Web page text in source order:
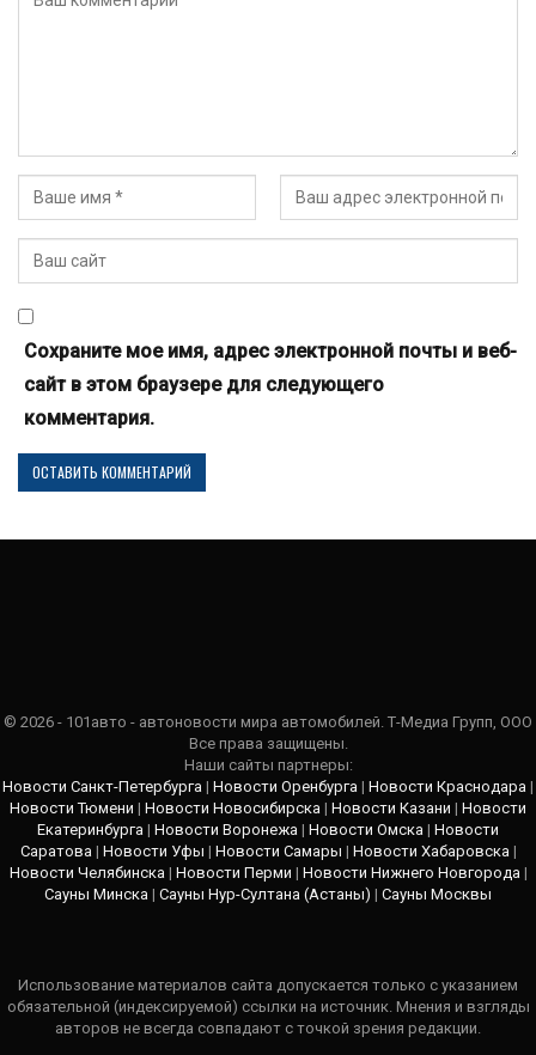
Сохраните мое имя, адрес электронной почты и веб-
сайт в этом браузере для следующего
комментария.
© 2026 - 101авто - автоновости мира автомобилей. Т-Медиа Групп, ООО
Все права защищены.
Наши сайты партнеры:
Новости Санкт-Петербурга | Новости Оренбурга | Новости Краснодара |
Новости Тюмени | Новости Новосибирска | Новости Казани | Новости
Екатеринбурга | Новости Воронежа | Новости Омска | Новости
Саратова | Новости Уфы | Новости Самары | Новости Хабаровска |
Новости Челябинска | Новости Перми | Новости Нижнего Новгорода |
Сауны Минска | Сауны Нур-Султана (Астаны) | Сауны Москвы
Использование материалов сайта допускается только с указанием
обязательной (индексируемой) ссылки на источник. Мнения и взгляды
авторов не всегда совпадают с точкой зрения редакции.